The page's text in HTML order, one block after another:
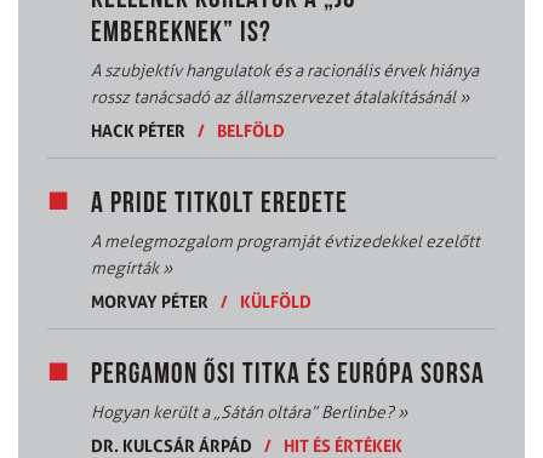
EMBEREKNEK” IS?
A szubjektív hangulatok és a racionális érvek hiánya
rossz tanácsadó az államszervezet átalakításánál»
HACK PÉTER
/ BELFÖLD
A PRIDE TITKOLT EREDETE
A melegmozgalom programját évtizedekkel ezelőtt
megírták»
MORVAY PÉTER
/ KÜLFÖLD
PERGAMON ŐSI TITKA ÉS EURÓPA SORSA
Hogyan került a „Sátán oltára” Berlinbe?»
DR. KULCSÁR ÁRPÁD
/ HIT ÉS ÉRTÉKEK